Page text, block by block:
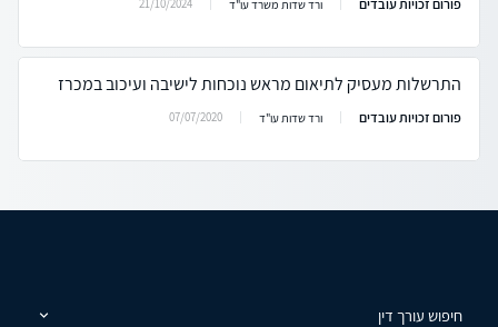
פורום זכויות עובדים ורד שדות משרד עו"ד 21/10/2024
התרשלות מעסיק לתיאום מראש נוכחות לישיבה ועיכוב במכרז
פורום זכויות עובדים ורד שדות עו"ד 07/07/2020
חיפוש עורך דין